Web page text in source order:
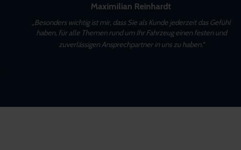
Maximilian Reinhardt
„Besonders wichtig ist mir, dass Sie als Kunde jederzeit das Gefühl
haben, für alle Themen rund um Ihr Fahrzeug einen festen und
zuverlässigen Ansprechpartner in uns zu haben.“